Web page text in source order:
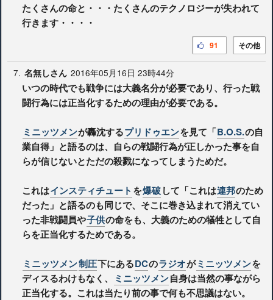
たくさんの命と・・・たくさんのテクノロジーが失われて
行きます・・・・
その他
91
7. 名無しさん 2016年05月16日 23時44分
いつの時代でも戦争には大義名分が必要であり、行った戦
闘行為には正当化するための理由が必要である。
ミニッツメンが轟沈するプリドゥエンを見て「B.O.S.の自
業自得」と語るのは、自らの戦闘行為が正しかった事を自
らが信じないとただの殺戮になってしまうためだ。
これはインスティチュート を爆破して「これは連邦のため
だった」と語るのも同じで、そこに巻き込まれて消えてい
った非戦闘員や子供の命をも、大義のための犠牲として自
らを正当化するためである。
ミニッツメン制圧下にあるDCのラジオがミニッツメンを
ディスるわけもなく、
ミニッツメン自身は当然の事ながら
正当化する。これは当たり前の事で何も不思議はない。